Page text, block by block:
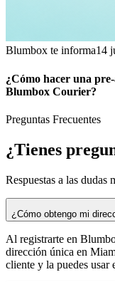
Blumbox te informa14
¿Cómo hacer una
Blumbox Courier?
Preguntas Frecuentes
¿Tienes
Respuestas a las dudas
¿Cómo obtengo mi
Al registrarte en
dirección única en
cliente y la puedes usar